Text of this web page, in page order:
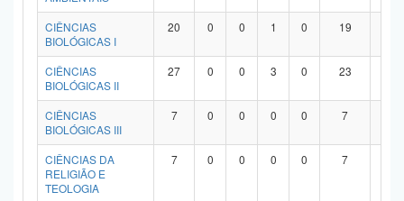
CIÊNCIAS
BIOLÓGICAS I
20 0 0 1 0 19
CIÊNCIAS
BIOLÓGICAS II
27 0 0 3 0 23
CIÊNCIAS
BIOLÓGICAS III
7 0 0 0 0 7
CIÊNCIAS DA
RELIGIÃO E
TEOLOGIA
7 0 0 0 0 7